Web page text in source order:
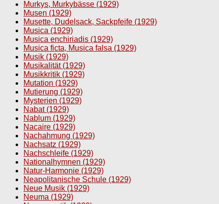
Murkys, Murkybässe (1929)
Musen (1929)
Musette, Dudelsack, Sackpfeife (1929)
Musica (1929)
Musica enchiriadis (1929)
Musica ficta, Musica falsa (1929)
Musik (1929)
Musikalität (1929)
Musikkritik (1929)
Mutation (1929)
Mutierung (1929)
Mysterien (1929)
Nabat (1929)
Nablum (1929)
Nacaire (1929)
Nachahmung (1929)
Nachsatz (1929)
Nachschleife (1929)
Nationalhymnen (1929)
Natur-Harmonie (1929)
Neapolitanische Schule (1929)
Neue Musik (1929)
Neuma (1929)